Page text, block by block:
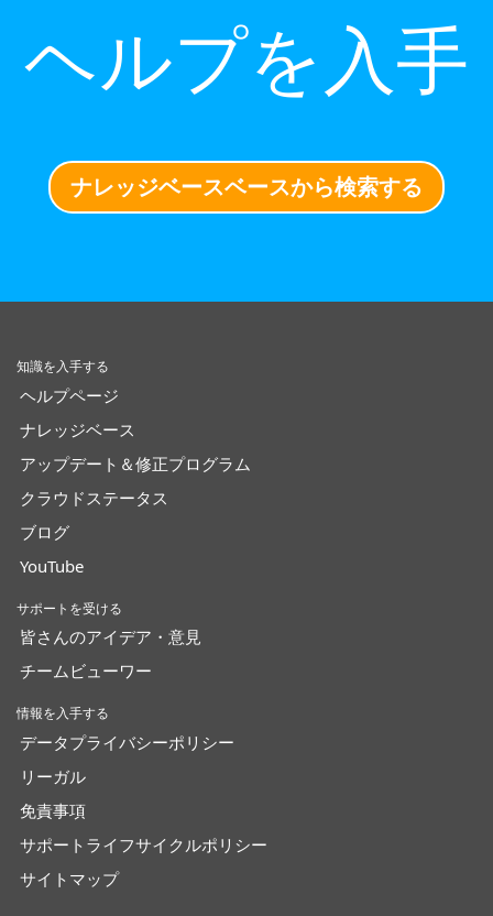
ヘルプを入手
ナレッジベースベースから検索する
知識を入手する
ヘルプページ
ナレッジベース
アップデート＆修正プログラム
クラウドステータス
ブログ
YouTube
サポートを受ける
皆さんのアイデア・意見
チームビューワー
情報を入手する
データプライバシーポリシー
リーガル
免責事項
サポートライフサイクルポリシー
サイトマップ